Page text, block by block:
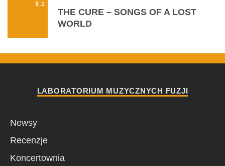
9.1
THE CURE – SONGS OF A LOST
WORLD
LABORATORIUM MUZYCZNYCH FUZJI
Newsy
Recenzje
Koncertownia